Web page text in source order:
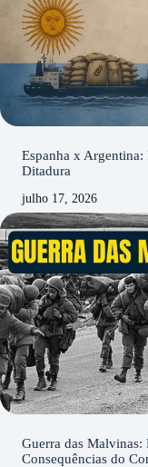
Espanha x Argentina:
Ditadura
julho 17, 2026
Guerra das Malvinas:
Consequências do